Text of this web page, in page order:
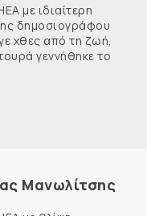
με ιδιαίτερη
δημοσιογράφου
χθες από τη ζωή,
γεννήθηκε το
Μανωλίτσης